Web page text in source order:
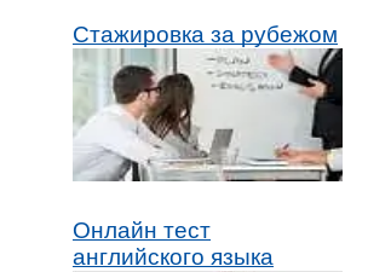
Стажировка за рубежом
Онлайн тест
английского языка